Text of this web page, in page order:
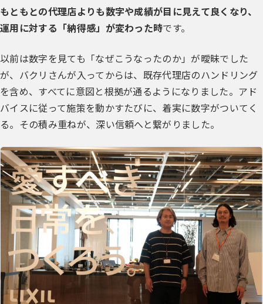
もともとの代理店よりも数字や成績が目に見えて良くなり、
運用に対する「納得感」が変わった時です。
以前は数字を見ても「なぜこうなったのか」が曖昧でした
が、バクリさんが入ってからは、既存代理店のハンドリング
を含め、すべてに意図と根拠が通るようになりました。アド
バイスに従って施策を動かすたびに、着実に数字がついてく
る。その積み重ねが、深い信頼へと繋がりました。